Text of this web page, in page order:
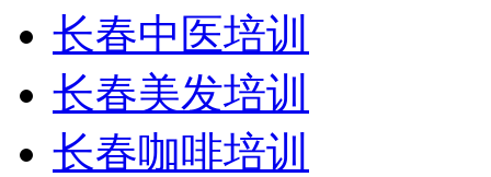
长春中医培训
长春美发培训
长春咖啡培训